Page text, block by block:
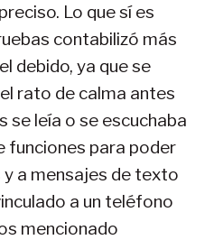
Lo que sí es
contabilizó más
debido, ya que se
rato de calma antes
se leía o se escuchaba
funciones para poder
a mensajes de texto
a un teléfono
mencionado